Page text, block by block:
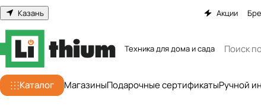
Казань Акции
Техника для дома и сада
Каталог МагазиныПодарочные сертификатыРучной